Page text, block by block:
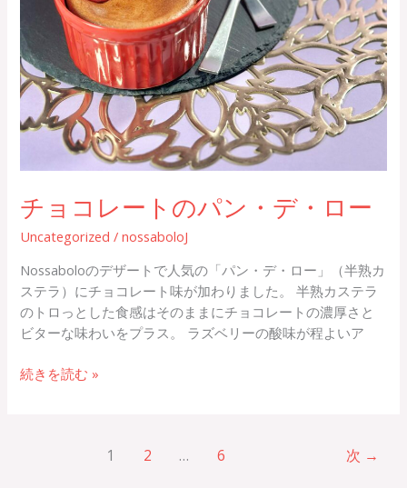
チョコレートのパン・デ・ロー
Uncategorized /nossaboloJ
Nossaboloのデザートで人気の「パン・デ・ロー」（半熟カ
ステラ）にチョコレート味が加わりました。 半熟カステラ
のトロっとした食感はそのままにチョコレートの濃厚さと
ビターな味わいをプラス。 ラズベリーの酸味が程よいア
続きを読む »
1 2 … 6 次 →